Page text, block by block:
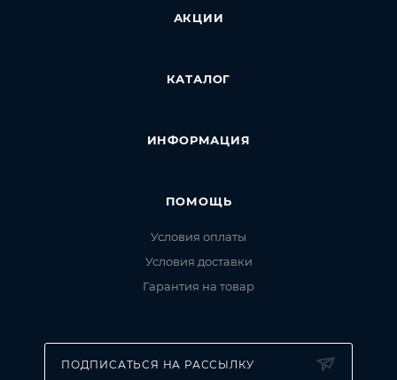
АКЦИИ
КАТАЛОГ
ИНФОРМАЦИЯ
ПОМОЩЬ
Условия оплаты
Условия доставки
Гарантия на товар
ПОДПИСАТЬСЯ НА РАССЫЛКУ